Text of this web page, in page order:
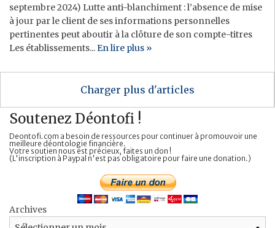
septembre 2024) Lutte anti-blanchiment : l’absence de mise
à jour par le client de ses informations personnelles
pertinentes peut aboutir à la clôture de son compte-titres
Les établissements...En lire plus »
Charger plus d'articles
Soutenez Déontofi !
Deontofi.com a besoin de ressources pour continuer à promouvoir une
meilleure déontologie financière.
Votre soutien nous est précieux, faites un don !
(L'inscription à Paypal n'est pas obligatoire pour faire une donation.)
Archives